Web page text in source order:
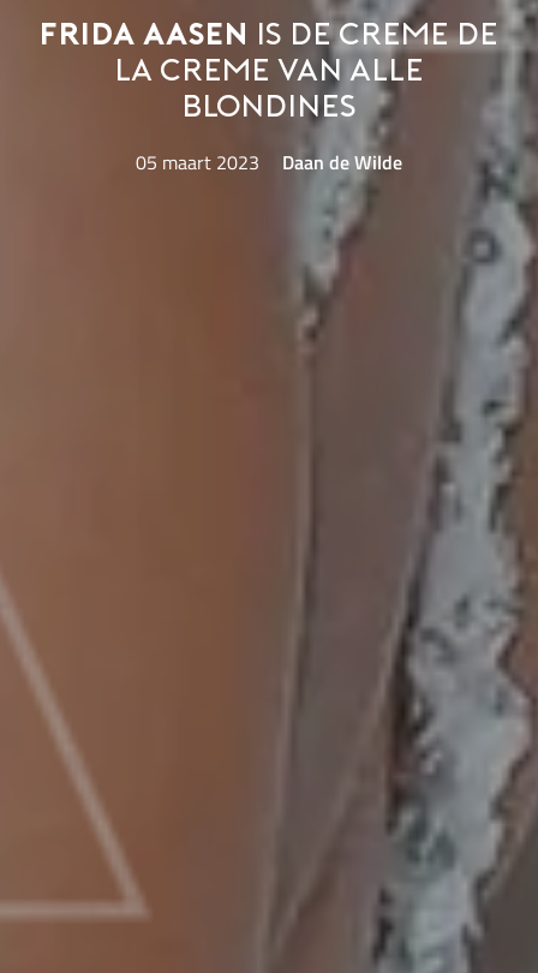
Frida Aasen is de creme de
la creme van alle
blondines
05 maart 2023 Daan de Wilde